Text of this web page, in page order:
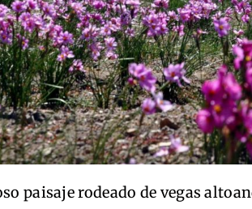
paisaje rodeado de vegas